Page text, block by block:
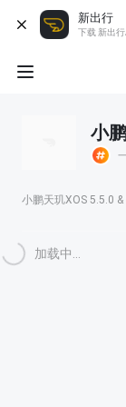
新出行
下载 新出
小
小鹏天玑XOS 5.5.0
加载中...